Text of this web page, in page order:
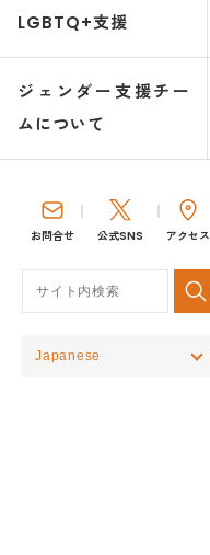
LGBTQ+支援
ジェンダー支援チー
ムについて
お問合せ 公式SNS アクセス